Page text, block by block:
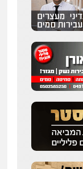
עורכי דין לענייני
דין
לבן תעבורה
אלימות